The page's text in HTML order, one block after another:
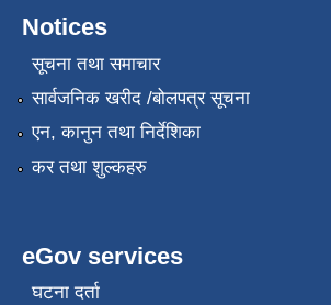
Notices
सूचना तथा समाचार
सार्वजनिक खरीद /बोलपत्र सूचना
एन, कानुन तथा निर्देशिका
कर तथा शुल्कहरु
eGov services
घटना दर्ता